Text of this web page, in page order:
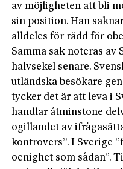
av möjligheten att bli
sin position. Han
alldeles för rädd för
Samma sak noteras av
halvsekel senare.
utländska besökare
tycker det är att leva i
handlar åtminstone
ogillandet av
kontrovers”. I Sverige
oenighet som sådan”.